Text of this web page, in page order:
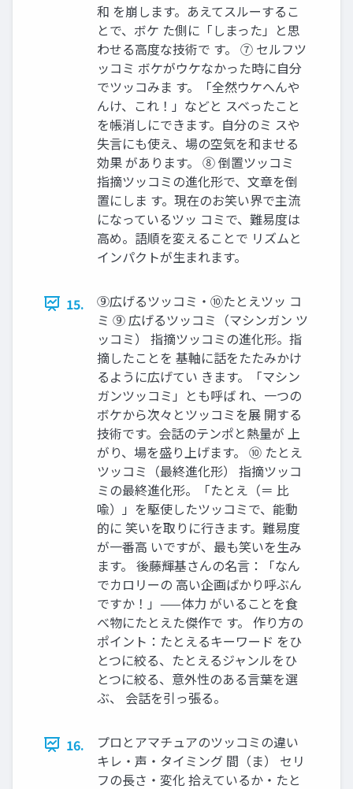
和 を崩します。あえてスルーするこ
とで、ボケ た側に「しまった」と思
わせる高度な技術で す。 ⑦ セルフツ
ッコミ ボケがウケなかった時に自分
でツッコみま す。「全然ウケへんや
んけ、これ！」などと スベったこと
を帳消しにできます。自分のミ スや
失言にも使え、場の空気を和ませる
効果 があります。 ⑧ 倒置ツッコミ
指摘ツッコミの進化形で、文章を倒
置にしま す。現在のお笑い界で主流
になっているツッ コミで、難易度は
高め。語順を変えることで リズムと
インパクトが生まれます。
15.
⑨広げるツッコミ・⑩たとえツッ コ
ミ ⑨ 広げるツッコミ（マシンガン ツ
ッコミ） 指摘ツッコミの進化形。指
摘したことを 基軸に話をたたみかけ
るように広げてい きます。「マシン
ガンツッコミ」とも呼ば れ、一つの
ボケから次々とツッコミを展 開する
技術です。会話のテンポと熱量が 上
がり、場を盛り上げます。 ⑩ たとえ
ツッコミ（最終進化形） 指摘ツッコ
ミの最終進化形。「たとえ（＝ 比
喩）」を駆使したツッコミで、能動
的に 笑いを取りに行きます。難易度
が一番高 いですが、最も笑いを生み
ます。 後藤輝基さんの名言：「なん
でカロリーの 高い企画ばかり呼ぶん
ですか！」——体力 がいることを食
べ物にたとえた傑作で す。 作り方の
ポイント：たとえるキーワード をひ
とつに絞る、たとえるジャンルをひ
とつに絞る、意外性のある言葉を選
ぶ、 会話を引っ張る。
16.
プロとアマチュアのツッコミの違い
キレ・声・タイミング 間（ま） セリ
フの長さ・変化 拾えているか・たと